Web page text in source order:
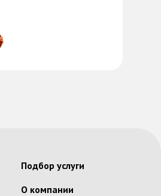
Подбор услуги
О компании